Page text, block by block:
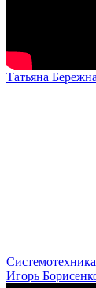
Татьяна
Системотехника
Игорь